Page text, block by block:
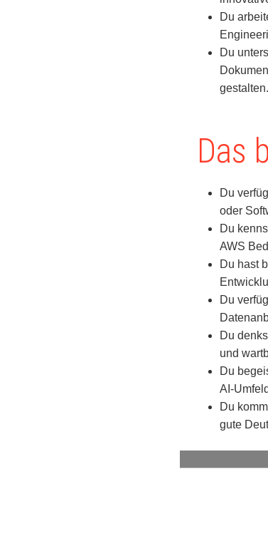
Du
Du
gestalten.
Das
Du
oder
Du
AWS
Du hast
Du
Du
und
Du
AI-
Du
gute